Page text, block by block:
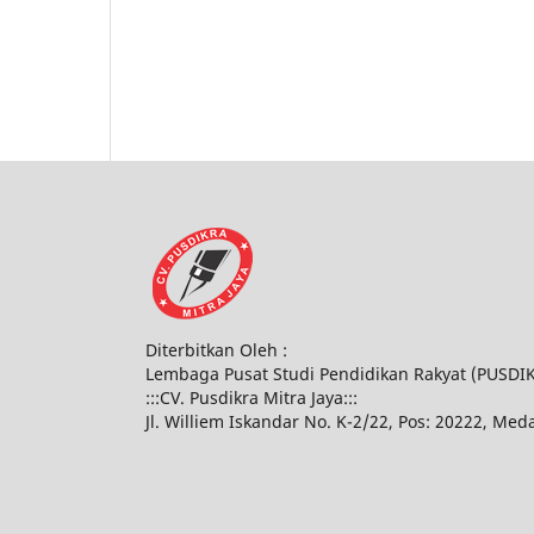
Diterbitkan Oleh :
Lembaga Pusat Studi Pendidikan Rakyat
:::CV. Pusdikra Mitra Jaya:::
Jl. Williem Iskandar No. K-2/22, Pos: 20222,